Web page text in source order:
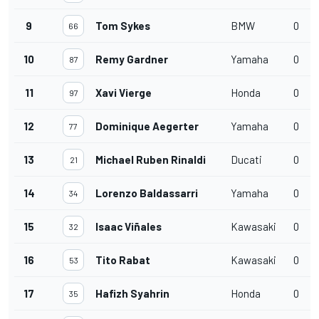
9 66 Tom Sykes BMW 0
10 87 Remy Gardner Yamaha 0
11 97 Xavi Vierge Honda 0
12 77 Dominique Aegerter Yamaha 0
13 21 Michael Ruben Rinaldi Ducati 0
14 34 Lorenzo Baldassarri Yamaha 0
15 32 Isaac Viñales Kawasaki 0
16 53 Tito Rabat Kawasaki 0
17 35 Hafizh Syahrin Honda 0